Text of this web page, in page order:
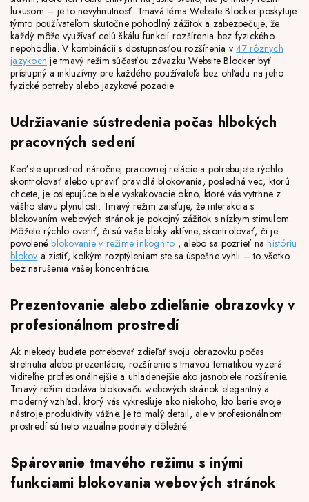
luxusom – je to nevyhnutnosť. Tmavá téma Website Blocker poskytuje
týmto používateľom skutočne pohodlný zážitok a zabezpečuje, že
každý môže využívať celú škálu funkcií rozšírenia bez fyzického
nepohodlia. V kombinácii s dostupnosťou rozšírenia v47 rôznych
jazykoch je tmavý režim súčasťou záväzku Website Blocker byť
prístupný a inkluzívny pre každého používateľa bez ohľadu na jeho
fyzické potreby alebo jazykové pozadie.
Udržiavanie sústredenia počas hlbokých
pracovných sedení
Keď ste uprostred náročnej pracovnej relácie a potrebujete rýchlo
skontrolovať alebo upraviť pravidlá blokovania, posledná vec, ktorú
chcete, je oslepujúce biele vyskakovacie okno, ktoré vás vytrhne z
vášho stavu plynulosti. Tmavý režim zaisťuje, že interakcia s
blokovaním webových stránok je pokojný zážitok s nízkym stimulom.
Môžete rýchlo overiť, či sú vaše bloky aktívne, skontrolovať, či je
povolenéblokovanie v režime inkognito , alebo sa pozrieť nahistóriu
blokov a zistiť, koľkým rozptýleniam ste sa úspešne vyhli – to všetko
bez narušenia vašej koncentrácie.
Prezentovanie alebo zdieľanie obrazovky v
profesionálnom prostredí
Ak niekedy budete potrebovať zdieľať svoju obrazovku počas
stretnutia alebo prezentácie, rozšírenie s tmavou tematikou vyzerá
viditeľne profesionálnejšie a uhladenejšie ako jasnobiele rozšírenie.
Tmavý režim dodáva blokovaču webových stránok elegantný a
moderný vzhľad, ktorý vás vykresľuje ako niekoho, kto berie svoje
nástroje produktivity vážne. Je to malý detail, ale v profesionálnom
prostredí sú tieto vizuálne podnety dôležité.
Spárovanie tmavého režimu s inými
funkciami blokovania webových stránok